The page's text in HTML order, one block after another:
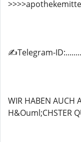
✍️Telegram-
WIR HABEN AUCH
H&Ouml;CHSTER